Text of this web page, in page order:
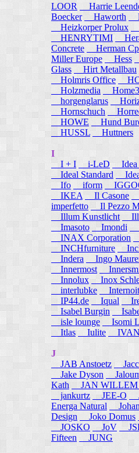
LOOR
Harrie
Boecker
Haworth
Heizkorper Prolux
HENRYTIMI
Concrete
Herman
Miller Europe
Hess
Glass
Hirt Metallbau
Holmris Office
Holzmedia
Home3
horgenglarus
Hornschuch
HOWE
Hund
HUSSL
Huttners
I
I + I
i-LeD Idea
Ideal Standard
Ifo
iform
IKEA
Il Casone
imperfetto
Il Pezzo
Illum Kunstlicht
Imasoto
Imondi
INAX Corporation
INCHfurniture
Indera
Ingo
Innermost
Innolux
Inox
interlubke
IP44.de
Iqual
Isabel Burgin
isle lounge
Isomi
Itlas
Iulite
J
JAB Anstoetz
Jake Dyson
Kath
JAN WILLEM
jankurtz JEE-O
Energa Natural
Design
Joko Domus
JOSKO
JoV
Fifteen
JUNG